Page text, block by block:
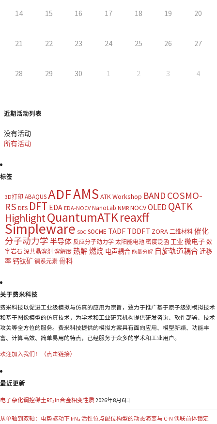
14 15 16 17 18 19 20
21 22 23 24 25 26 27
28 29 30 1 2 3 4
近期活动列表
没有活动
所有活动
标签
3D打印 ABAQUSADFAMS ATK Workshop BAND COSMO-
RS DES DFT EDA EDA-NOCV NanoLab NMR NOCVOLED QATK
HighlightQuantumATKreaxff
Simpleware SOC SOCME TADF TDDFT ZORA 二维材料 催化
分子动力学 半导体 反应分子动力学 太阳能电池 密度泛函 工业 微电子 数
字岩石 深共晶溶剂 溶解度 热解燃烧 电声耦合 能量分解 自旋轨道耦合迁移
率钙钛矿 镧系元素 骨科
关于费米科技
费米科技以促进工业级模拟与仿真的应用为宗旨，致力于推广基于原子级别模拟技术
和基于图像模型的仿真技术，为学术和工业研究机构提供研发咨询、软件部署、技术
攻关等全方位的服务。费米科技提供的模拟方案具有面向应用、模型新颖、功能丰
富、计算高效、简单易用的特点，已经服务于众多的学术和工业用户。
欢迎加入我们！（点击链接）
最近更新
电子杂化调控稀土RE₂In合金相变性质2026年8月6日
从单轴到双轴：电势驱动下 IrN₄ 活性位点配位构型的动态演变与 C-N 偶联前体锁定